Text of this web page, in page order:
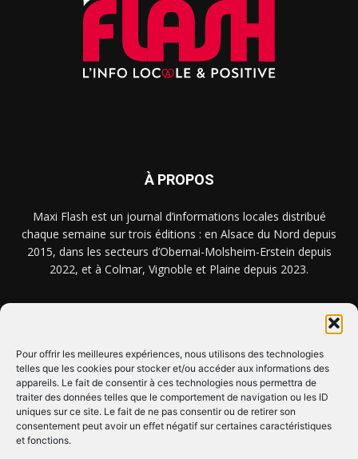
Pour offrir les meilleures expériences, nous utilisons des technologies
telles que les cookies pour stocker et/ou accéder aux informations des
appareils. Le fait de consentir à ces technologies nous permettra de
traiter des données telles que le comportement de navigation ou les ID
uniques sur ce site. Le fait de ne pas consentir ou de retirer son
consentement peut avoir un effet négatif sur certaines caractéristiques
et fonctions.
À PROPOS
Maxi Flash est un journal d’informations locales distribué
chaque semaine sur trois éditions : en Alsace du Nord depuis
2015, dans les secteurs d’Obernai-Molsheim-Erstein depuis
2022, et à Colmar, Vignoble et Plaine depuis 2023.
CLIQUEZ ICI !
SUIVEZ-NOUS !